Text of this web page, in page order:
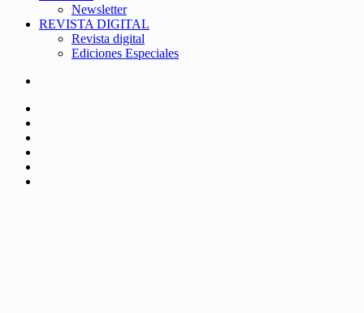
Newsletter
REVISTA DIGITAL
Revista digital
Ediciones Especiales